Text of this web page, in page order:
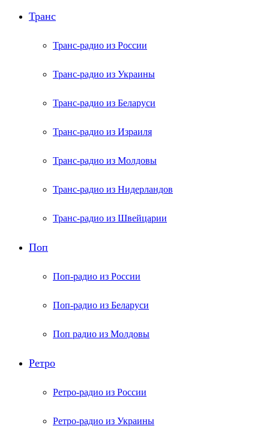
Транс
Транс-радио из России
Транс-радио из Украины
Транс-радио из Беларуси
Транс-радио из Израиля
Транс-радио из Молдовы
Транс-радио из Нидерландов
Транс-радио из Швейцарии
Поп
Поп-радио из России
Поп-радио из Беларуси
Поп радио из Молдовы
Ретро
Ретро-радио из России
Ретро-радио из Украины